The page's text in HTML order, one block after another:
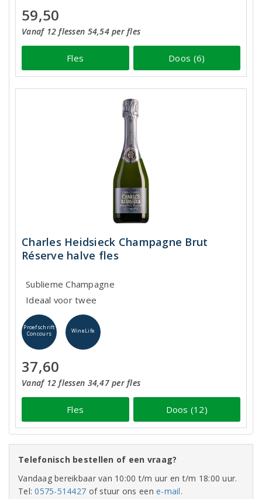
59,50
Vanaf 12 flessen 54,54 per fles
Fles Doos (6)
Charles Heidsieck Champagne Brut
Réserve halve fles
Sublieme Champagne
Ideaal voor twee
Proefschrift
Concours
WineLife
37,60
Vanaf 12 flessen 34,47 per fles
Fles Doos (12)
Telefonisch bestellen of een vraag?
Vandaag bereikbaar van 10:00 t/m uur en t/m 18:00 uur.
Tel:0575-514427 of stuur ons eene-mail.